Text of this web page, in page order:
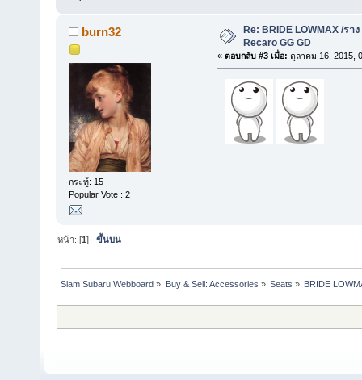
burn32
กระทู้: 15
Popular Vote : 2
Re: BRIDE LOWMAX /รา
Recaro GG GD
« ตอบกลับ #3 เมื่อ: ตุลาคม 16, 2015,
หน้า: [1]ขึ้นบน
Siam Subaru Webboard » Buy & Sell: Accessories » Seats » BRIDE